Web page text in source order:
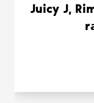
Juicy J,